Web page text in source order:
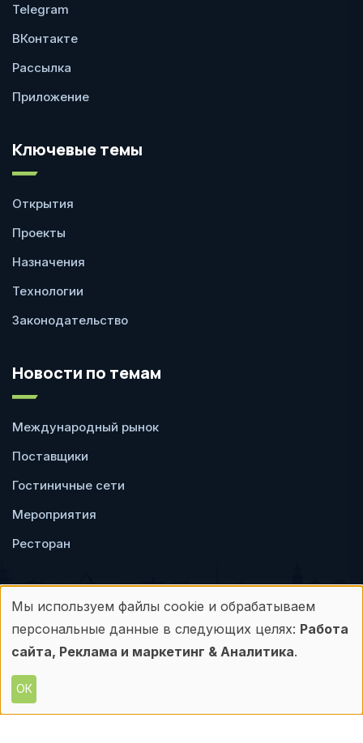
Telegram
ВКонтакте
Рассылка
Приложение
Ключевые темы
Открытия
Проекты
Назначения
Технологии
Законодательство
Новости по темам
Международный рынок
Поставщики
Гостиничные сети
Мероприятия
Ресторан
Пользовательское
соглашение
Политика
конфиденциальности
Любое использование материалов с данного
Использование
персональных
данных
и
Мы используем файлы cookie и обрабатываем
персональные данные в следующих целях: Работа
сайта, Реклама и маркетинг & Аналитика.
ОК